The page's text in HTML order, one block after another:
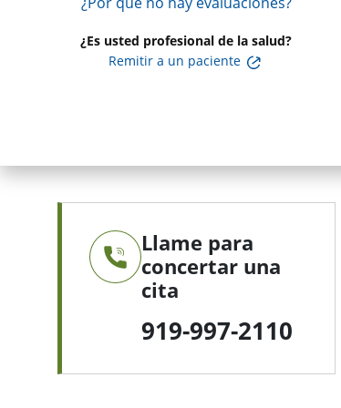
¿Es usted profesional de la salud?
Remitir a un paciente
Llame para
concertar una
cita
919-997-2110